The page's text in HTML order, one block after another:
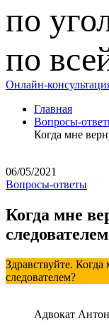
по
по
Онлайн-
Главная
Вопросы-
Когда мне
06/05/2021
Вопросы-ответы
Когда мне
Здравствуйте.
следователем?
Адвокат